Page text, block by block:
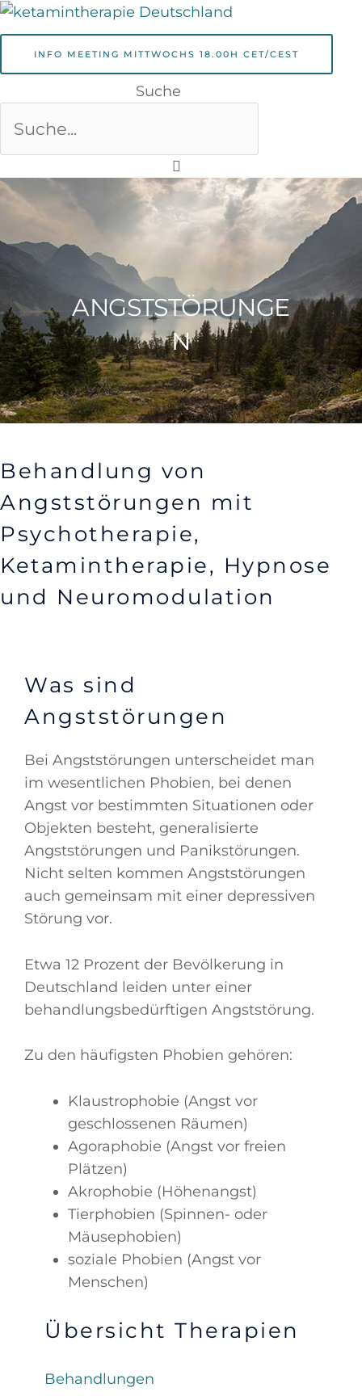
Zum
Inhalt
springen
Menü
INFO MEETING MITTWOCHS 18.00H CET/CEST
Suche
ANGSTSTÖRUNGE
N
Behandlung von
Angststörungen mit
Psychotherapie,
Ketamintherapie, Hypnose
und Neuromodulation
Was sind
Angststörungen
Bei Angststörungen unterscheidet man
im wesentlichen Phobien, bei denen
Angst vor bestimmten Situationen oder
Objekten besteht, generalisierte
Angststörungen und Panikstörungen.
Nicht selten kommen Angststörungen
auch gemeinsam mit einer depressiven
Störung vor.
Etwa 12 Prozent der Bevölkerung in
Deutschland leiden unter einer
behandlungsbedürftigen Angststörung.
Zu den häufigsten Phobien gehören:
Klaustrophobie (Angst vor
geschlossenen Räumen)
Agoraphobie (Angst vor freien
Plätzen)
Akrophobie (Höhenangst)
Tierphobien (Spinnen- oder
Mäusephobien)
soziale Phobien (Angst vor
Menschen)
Übersicht Therapien
Behandlungen